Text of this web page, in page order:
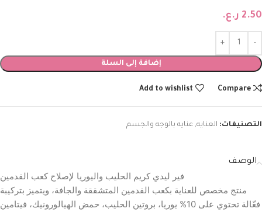
2.50 ر.ع.
إضافة إلى السلة
Compare
Add to wishlist
التصنيفات: العنايه, عنايه بالوجه والجسم
الوصف
فير ليدي كريم الحليب واليوريا لإصلاح كعب القدمين
منتج مخصص للعناية بكعب القدمين المتشققة والجافة، ويتميز بتركيبة
فعّالة تحتوي على 10% يوريا، بروتين الحليب، حمض الهيالورونيك، فيتامين